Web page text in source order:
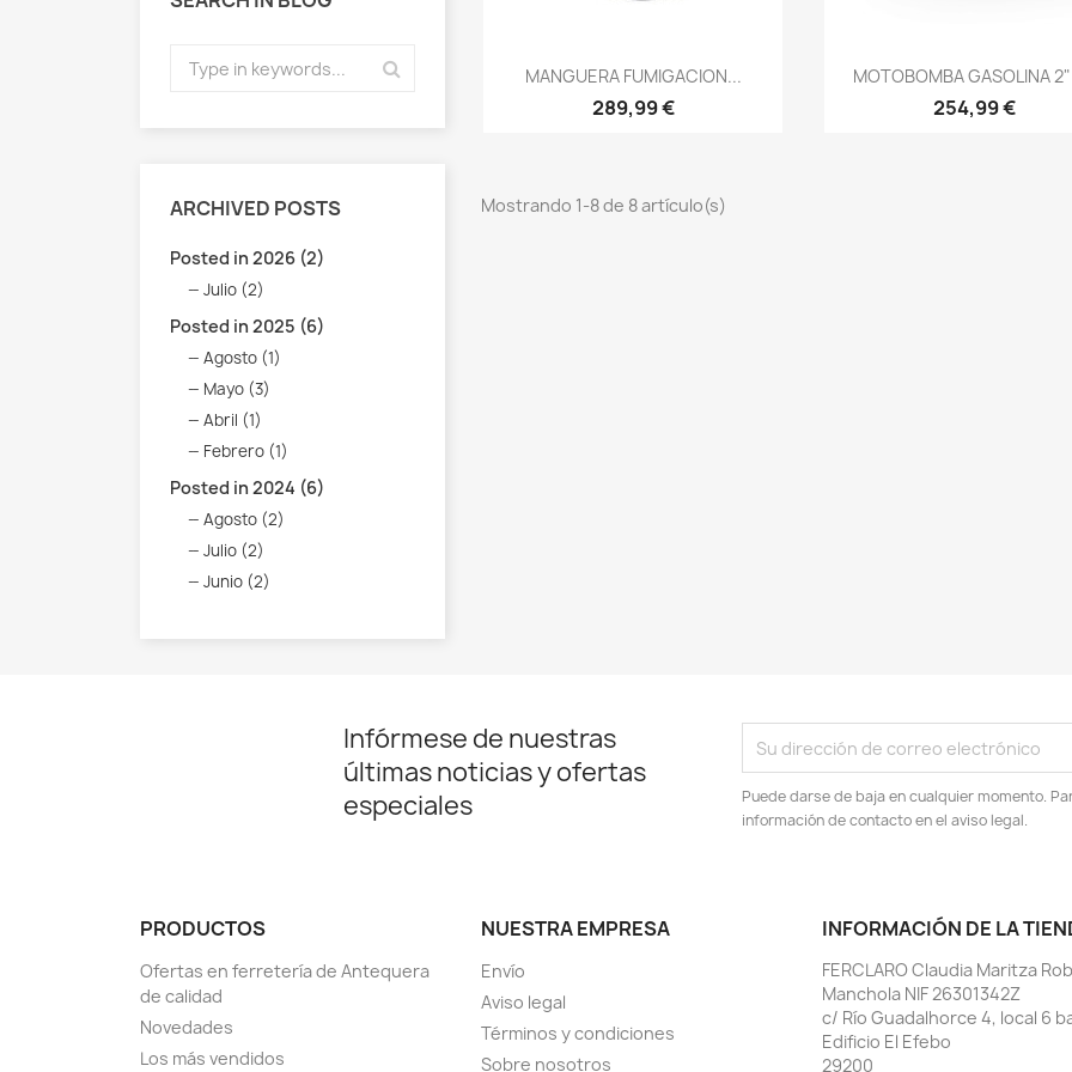
ARCHIVED POSTS
Posted in 2026 (2)
Julio (2)
Posted in 2025 (6)
Agosto (1)
Mayo (3)
Abril (1)
Febrero (1)
Posted in 2024 (6)
Agosto (2)
Julio (2)
Junio (2)
Vista rápida
MANGUERA FUMIGACION...
289,99 €
Vista rápida
MOTOBOMBA GASOLINA
254,99 €
Mostrando 1-8 de 8 artículo(s)
Infórmese de nuestras
últimas noticias y ofertas
especiales
Puede darse de baja en cualquier momento.
información de contacto en el aviso legal.
PRODUCTOS
Ofertas en ferretería de Antequera
de calidad
Novedades
Los más vendidos
NUESTRA EMPRESA
Envío
Aviso legal
Términos y condiciones
Sobre nosotros
INFORMACIÓN DE LA
FERCLARO Claudia Maritza
Manchola NIF 26301342Z
c/ Río Guadalhorce 4, local 6
Edificio El Efebo
29200